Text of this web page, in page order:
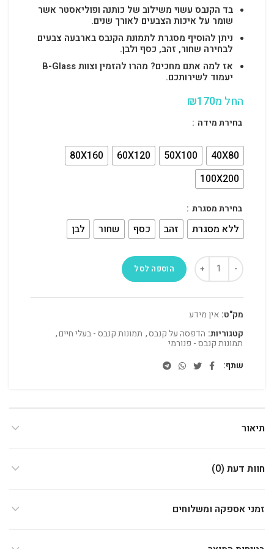
בד הקנבס עשוי משילוב של כותנה ופוליאסטר אשר
שומר על איכות הצבעים לאורך שנים.
ניתן להוסיף מסגרת לתמונת הקנבס בארבעה צבעים
לבחירה שחור, זהב, כסף ולבן.
אז למה אתם מחכים? מהרו להזמין וצוות B-Glass
יעמוד לשירותכם.
החל מ ₪170
בחירת מידה
40X80
50X100
60X120
80X160
100X200
בחירת מסגרת
ללא מסגרת זהב כסף שחור לבן
הוספה לסל
מק"ט: אין מידע
קטגוריות: הדפסה על קנבס, תמונות קנבס - בעלי חיים,
תמונות קנבס - פנורמי
שתף
תיאור
חוות דעת (0)
זמני אספקה ומשלוחים